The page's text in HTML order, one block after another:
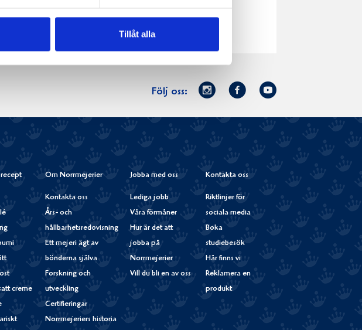
Tillåt alla
väder, året om.
Läs mer
Följ oss:
Norrmejerier
Instagram
Facebook
Youtube
creme
Om Norrmejerier
Kontakta oss
Års- och
hållbarhetsredovisning
Ett mejeri ägt av
bönderna själva
Forskning och
utveckling
Certifieringar
Norrmejeriers historia
Jobba med oss
Lediga jobb
Våra förmåner
Hur är det att
jobba på
Norrmejerier
Vill du bli en av oss
Kontakta oss
Riktlinjer för
sociala media
Boka
studiebesök
Här finns vi
Reklamera en
produkt